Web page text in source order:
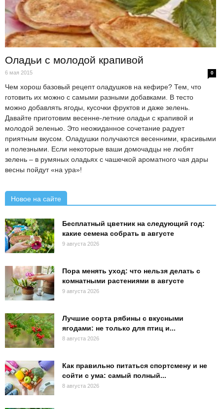
Оладьи с молодой крапивой
6 мая 2015 0
Чем хорош базовый рецепт оладушков на кефире? Тем, что
готовить их можно с самыми разными добавками. В тесто
можно добавлять ягоды, кусочки фруктов и даже зелень.
Давайте приготовим весенне-летние оладьи с крапивой и
молодой зеленью. Это неожиданное сочетание радует
приятным вкусом. Оладушки получаются весенними, красивыми
и полезными. Если некоторые ваши домочадцы не любят
зелень – в румяных оладьях с чашечкой ароматного чая дары
весны пойдут «на ура»!
Новое на сайте
Бесплатный цветник на следующий год:
какие семена собрать в августе
9 августа 2026
Пора менять уход: что нельзя делать с
комнатными растениями в августе
9 августа 2026
Лучшие сорта рябины с вкусными
ягодами: не только для птиц и...
8 августа 2026
Как правильно питаться спортсмену и не
сойти с ума: самый полный...
8 августа 2026